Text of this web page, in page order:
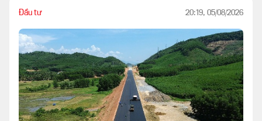
Đầu tư 20:19, 05/08/2026